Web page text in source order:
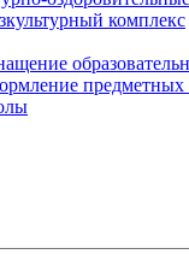
комплекс
предметных